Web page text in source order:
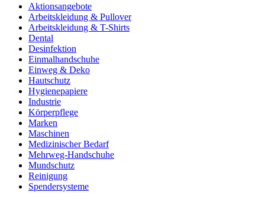
Aktionsangebote
Arbeitskleidung & Pullover
Arbeitskleidung & T-Shirts
Dental
Desinfektion
Einmalhandschuhe
Einweg & Deko
Hautschutz
Hygienepapiere
Industrie
Körperpflege
Marken
Maschinen
Medizinischer Bedarf
Mehrweg-Handschuhe
Mundschutz
Reinigung
Spendersysteme